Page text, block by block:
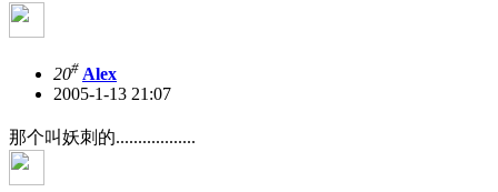
20# Alex
2005-1-13 21:07
那个叫妖刺的..................